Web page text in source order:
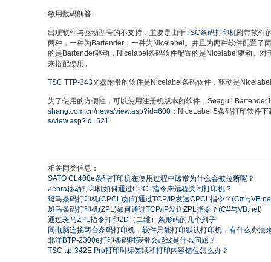
敏用数码解答：
出现软件与驱动型号的不支持，主要是由于TSC条码打印机附带软件
两种，一种为Bartender，一种为Nicelabel。并且为两种软件配置了
的是Bartender驱动，Nicelabel条码软件配置的是Nicelabel驱动。对
来搭配使用。
TSC TTP-343光盘附带的软件是Nicelabel条码软件，驱动是
为了使用的方便性，可以使用注册机版本的软件，Seagull
shang.com.cn/news/view.asp?id=600；NiceLabel 5条码打印软件下
s/view.asp?id=521
相关同类信息：
SATO CL408e条码打印机在使用过程中碳带为什么会被拉断呢？
Zebra移动打印机如何通过CPCL指令来远程关闭打印机？
斑马条码打印机(CPCL)如何通过TCP/IP发送CPCL指令？(C#与
斑马条码打印机(ZPL)如何通过TCP/IP发送ZPL指令？(C#与VB.net)
通过斑马ZPL指令打印2D（二维）条形码的几个列子
同电脑连接两台条码打印机，软件只能打印默认打印机，有什么办法
北洋BTP-2300e打印条码时碳带会起皱是什么问题？
TSC ttp-342E Pro打印时标签纸和打印内容错位怎么办？